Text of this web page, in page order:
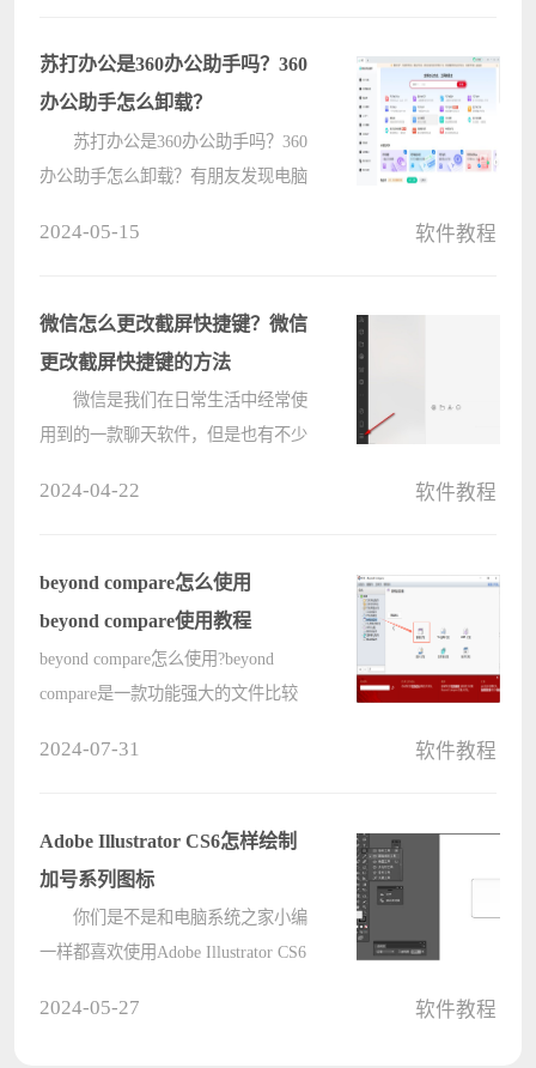
键word文件，在更多选项中点击打开
文????
苏打办公是360办公助手吗？360
办公助手怎么卸载？
苏打办公是360办公助手吗？360
办公助手怎么卸载？有朋友发现电脑
着360办公助手还有苏打办公，似乎
就是????
2024-05-15 软件教程
微信怎么更改截屏快捷键？微信
更改截屏快捷键的方法
微信是我们在日常生活中经常使
用到的一款聊天软件，但是也有不少
就让本站来为用户们来仔细的介绍一
2024-04-22 软件教程
beyond compare怎么使用
beyond compare使用教程
beyond compare怎么使用?beyond
compare是一款功能强大的文件比较
给大家分享下在使用beyond compare
生成的????
2024-07-31 软件教程
Adobe Illustrator CS6怎样绘制
加号系列图标
你们是不是和电脑系统之家小编
一样都喜欢使用Adobe Illustrator CS6
2024-05-27 软件教程